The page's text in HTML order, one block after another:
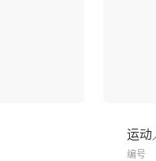
运动
编号